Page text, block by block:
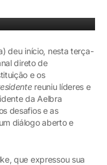
deu início, nesta terça-
direto de
e os
reuniu líderes e
da Aelbra
desafios e as
diálogo aberto e
que expressou sua